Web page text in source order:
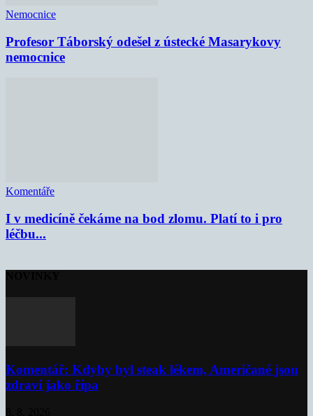
Nemocnice
Profesor Táborský odešel z ústecké Masarykovy
nemocnice
Komentáře
I v medicíně čekáme na bod zlomu. Platí to i pro
léčbu...
Komentář: Kdyby byl steak lékem, Američané jsou
zdraví jako řípa